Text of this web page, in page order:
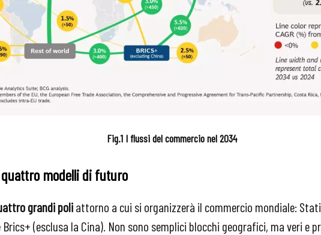
Fig.1 I flussi del commercio nel 2034
modelli di futuro
grandi poliattorno a cui si organizzerà il commercio mondiale:
(esclusa la Cina). Non sono semplici blocchi geografici, ma veri e